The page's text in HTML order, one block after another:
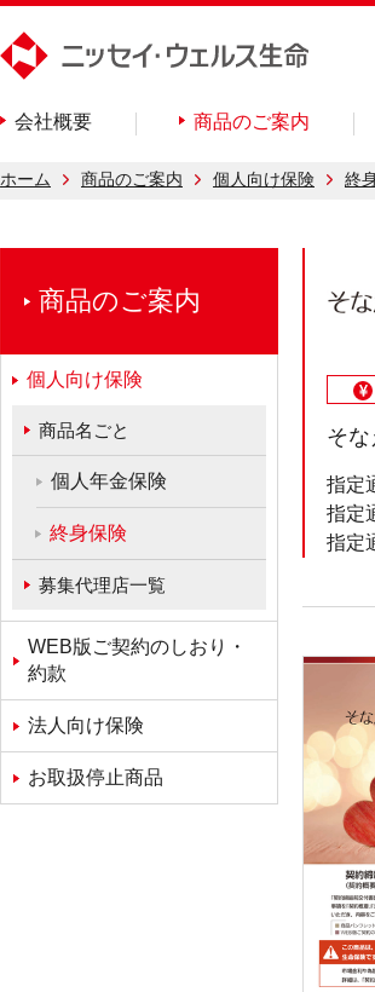
会社概要 商品のご案内
ホーム 商品のご案内 個人向け保険 終
そ
指定
指定
指定
商品のご案内
個人向け保険
商品名ごと
個人年金保険
終身保険
募集代理店一覧
WEB版ご契約のしおり・
約款
法人向け保険
お取扱停止商品